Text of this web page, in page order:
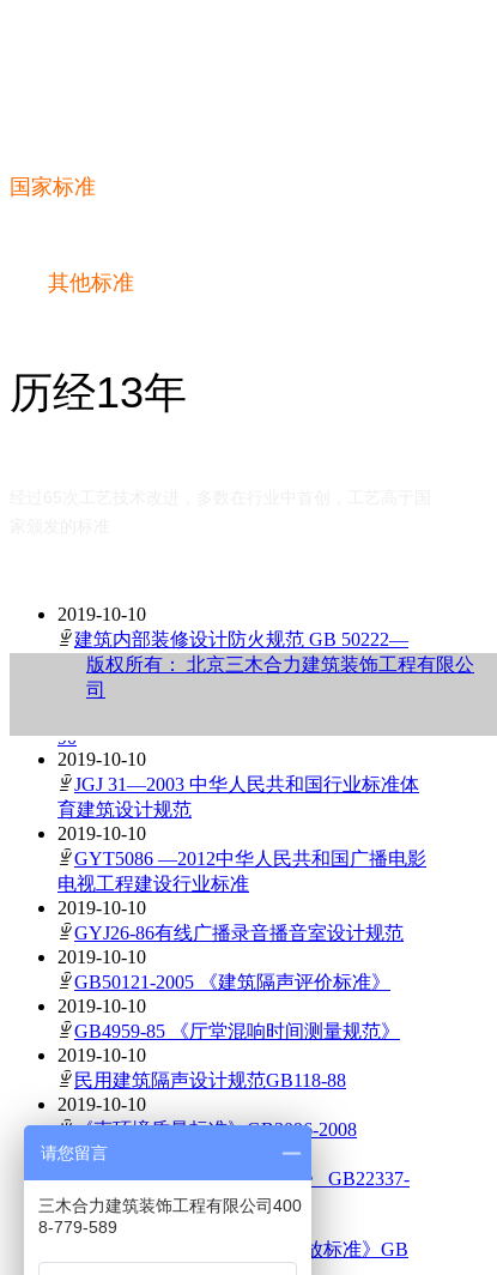
国家标准
其他标准
历经13年
2019-10-10
ꁇ 建筑内部装修设计防火规范 GB 50222—
95(2001年修订版)
2019-10-10
90
2019-10-10
ꁇ JGJ 31—2003 中华人民共和国行业标准体
育建筑设计规范
2019-10-10
ꁇ GYT5086 —2012中华人民共和国广播电影
电视工程建设行业标准
2019-10-10
ꁇ GYJ26-86有线广播录音播音室设计规范
2019-10-10
ꁇ GB50121-2005 《建筑隔声评价标准》
2019-10-10
ꁇ GB4959-85 《厅堂混响时间测量规范》
2019-10-10
ꁇ 民用建筑隔声设计规范GB118-88
2019-10-10
ꁇ 《声环境质量标准》GB3096-2008
2019-10-10
ꁇ 《社会生环境噪声排放标准》 GB22337-
2008
2019-10-10
《工业企业厂界环境噪声排放标准》GB
版权所有：
北京三木合力建筑装饰工程有限公
司
请您留言
三木合力建筑装饰工程有限公司400
8-779-589